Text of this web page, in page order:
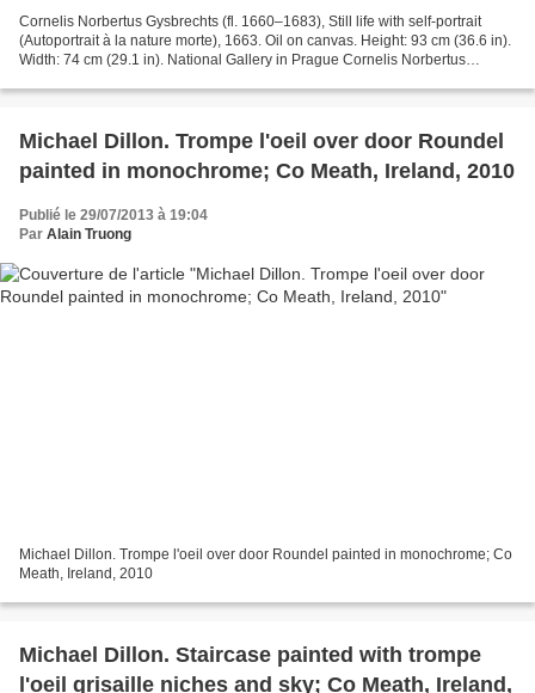
Cornelis Norbertus Gysbrechts (fl. 1660–1683), Still life with self-portrait
(Autoportrait à la nature morte), 1663. Oil on canvas. Height: 93 cm (36.6 in).
Width: 74 cm (29.1 in). National Gallery in Prague Cornelis Norbertus
Michael Dillon. Trompe l'oeil over door Roundel
painted in monochrome; Co Meath, Ireland, 2010
Publié le 29/07/2013 à 19:04
Par Alain Truong
Michael Dillon. Trompe l'oeil over door Roundel painted in monochrome; Co
Meath, Ireland, 2010
Michael Dillon. Staircase painted with trompe
l'oeil grisaille niches and sky; Co Meath, Ireland,